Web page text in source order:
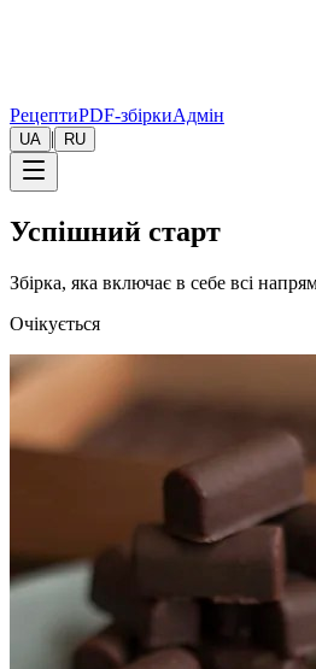
РецептиPDF-збіркиАдмін
UA | RU
Успішний старт
Збірка, яка включає в себе всі
Очікується